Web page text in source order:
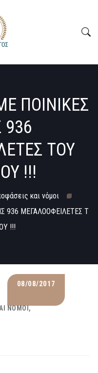
ΠΟΙΝΙΚΕΣ
936
ΤΟΥ
!!!
και νόμοι
936 ΜΕΓΑΛΟΟΦΕΙΛΕΤΕΣ Τ
!!!
08/08/2017
ΝΌΜΟΙ